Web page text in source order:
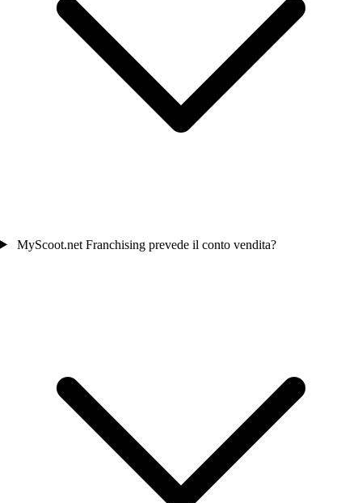
MyScoot.net Franchising prevede il conto vendita?